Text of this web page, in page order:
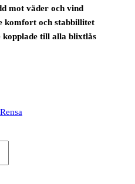
mot väder och vind
komfort och stabbillitet
till alla blixtlås
Rensa